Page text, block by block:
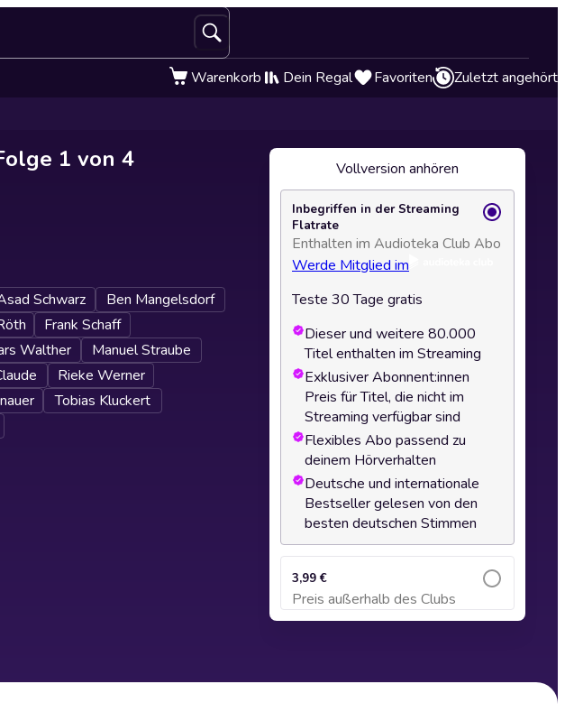
Warenkorb Dein Regal Favoriten Zuletzt angehört
1 von 4
Schwarz
Ben Mangelsdorf
Frank Schaff
Walther
Manuel Straube
Rieke Werner
Tobias Kluckert
Vollversion anhören
Inbegriffen in der Streaming
Flatrate
Enthalten im Audioteka Club Abo
Werde Mitglied im
Teste 30 Tage gratis
Dieser und weitere 80.000
Titel enthalten im Streaming
Exklusiver Abonnent:innen
Preis für Titel, die nicht im
Streaming verfügbar sind
Flexibles Abo passend zu
deinem Hörverhalten
Deutsche und internationale
Bestseller gelesen von den
besten deutschen Stimmen
3,99 €
Preis außerhalb des Clubs
Zum Warenkorb hinzufügen